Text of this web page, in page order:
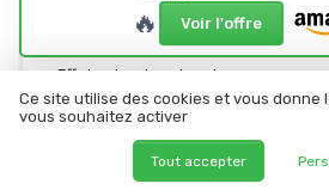
Couleur intense et lumineuse
Facile à utiliser
＋ Effet naturel sur les cheveux
★★★★★
★★★★★ 4,1/5 — 11232 avis
Voir l'offre
🔥 Voir l'offre
Ce site utilise des cookies et vous donne
vous souhaitez activer
Tout accepter